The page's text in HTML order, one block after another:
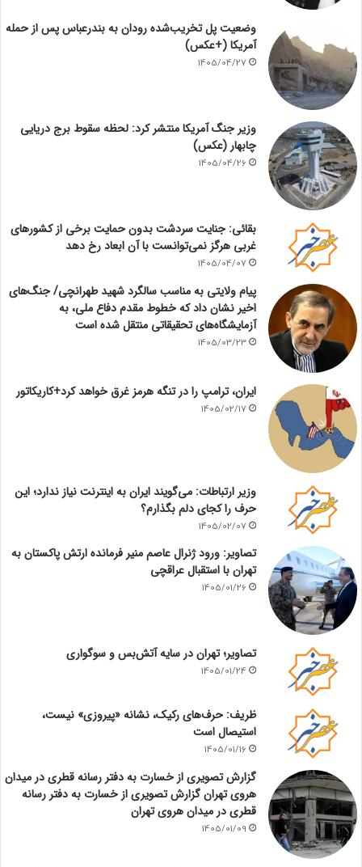
وضعیت پل تخریب‌شده رودان به بندرعباس پس از حمله
آمریکا (+عکس)
1405/04/27
وزیر جنگ آمریکا منتشر کرد: لحظه سقوط برج دریایی
چابهار (عکس)
1405/04/26
بقائی: جنایت سردشت بدون حمایت برخی از کشورهای
غربی هرگز نمی‌توانست با آن ابعاد رخ دهد
1405/04/07
پیام ولایتی به مناسب سالگرد شهید طهرانچی/ جنگ‌های
اخیر نشان داد که خطوط مقدم دفاع ملی، به
آزمایشگاه‌های تحقیقاتی منتقل شده است
1405/03/23
ایران، ترامپ را در تنگه هرمز غرق خواهد کرد+کاریکاتور
1405/02/17
وزیر ارتباطات: می‌گویند ایران به اینترنت نیاز ندارد؛ این
حرف را کجای دلم بگذارم؟
1405/02/07
تصاویر: ورود ژنرال عاصم منیر فرمانده ارتش پاکستان به
تهران با استقبال عراقچی
1405/01/26
تصاویر؛ تهران در سایه آتش‌بس و سوگواری
1405/01/24
ظریف: حرف‌های رکیک، نشانه «پیروزی» نیست،
استیصال است
1405/01/16
گزارش تصویری از خسارت به دفتر رسانه قطری در میدان
هروی تهران گزارش تصویری از خسارت به دفتر رسانه
قطری در میدان هروی تهران
1405/01/09